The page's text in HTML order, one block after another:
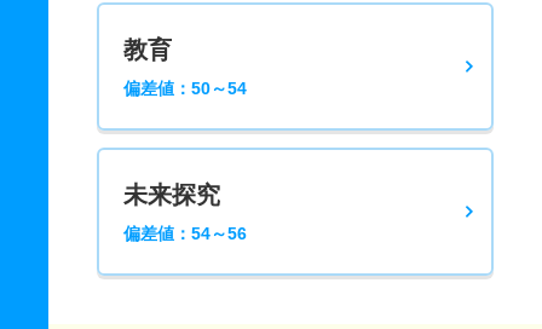
教育
偏差値：50～54
未来探究
偏差値：54～56